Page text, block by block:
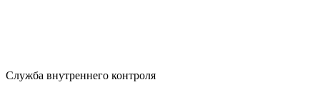
Служба внутреннего контроля